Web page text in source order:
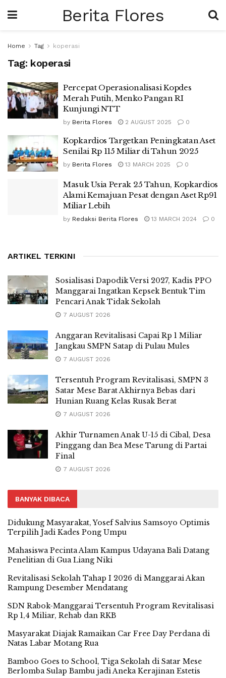
Berita Flores
Home Tag koperasi
Tag: koperasi
Percepat Operasionalisasi Kopdes
Merah Putih, Menko Pangan RI
Kunjungi NTT
by Berita Flores 2 AUGUST 2025 0
Kopkardios Targetkan Peningkatan Aset
Senilai Rp 115 Miliar di Tahun 2025
by Berita Flores 13 MARCH 2025 0
Masuk Usia Perak 25 Tahun, Kopkardios
Alami Kemajuan Pesat dengan Aset Rp91
Miliar Lebih
by Redaksi Berita Flores 13 MARCH 2024 0
ARTIKEL TERKINI
Sosialisasi Dapodik Versi 2027, Kadis PPO
Manggarai Ingatkan Kepsek Bentuk Tim
Pencari Anak Tidak Sekolah
7 AUGUST 2026
Anggaran Revitalisasi Capai Rp 1 Miliar
Jangkau SMPN Satap di Pulau Mules
7 AUGUST 2026
Tersentuh Program Revitalisasi, SMPN 3
Satar Mese Barat Akhirnya Bebas dari
Hunian Ruang Kelas Rusak Berat
7 AUGUST 2026
Akhir Turnamen Anak U-15 di Cibal, Desa
Pinggang dan Bea Mese Tarung di Partai
Final
7 AUGUST 2026
BANYAK DIBACA
Didukung Masyarakat, Yosef Salvius Samsoyo Optimis
Terpilih Jadi Kades Pong Umpu
Mahasiswa Pecinta Alam Kampus Udayana Bali Datang
Penelitian di Gua Liang Niki
Revitalisasi Sekolah Tahap I 2026 di Manggarai Akan
Rampung Desember Mendatang
SDN Rabok-Manggarai Tersentuh Program Revitalisasi
Rp 1,4 Miliar, Rehab dan RKB
Masyarakat Diajak Ramaikan Car Free Day Perdana di
Natas Labar Motang Rua
Bamboo Goes to School, Tiga Sekolah di Satar Mese
Berlomba Sulap Bambu jadi Aneka Kerajinan Estetis